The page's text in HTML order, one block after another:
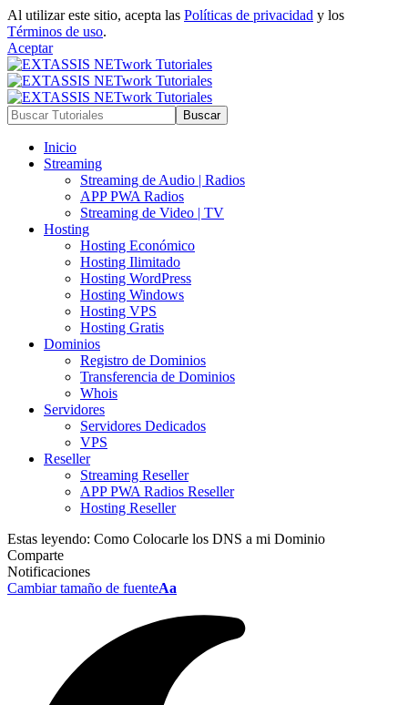
Al utilizar este sitio, acepta las Políticas de privacidad y los
Términos de uso.
Aceptar
Inicio
Streaming
Streaming de Audio | Radios
APP PWA Radios
Streaming de Video | TV
Hosting
Hosting Económico
Hosting Ilimitado
Hosting WordPress
Hosting Windows
Hosting VPS
Hosting Gratis
Dominios
Registro de Dominios
Transferencia de Dominios
Whois
Servidores
Servidores Dedicados
VPS
Reseller
Streaming Reseller
APP PWA Radios Reseller
Hosting Reseller
Estas leyendo: Como Colocarle los DNS a mi Dominio
Comparte
Notificaciones
Cambiar tamaño de fuenteAa